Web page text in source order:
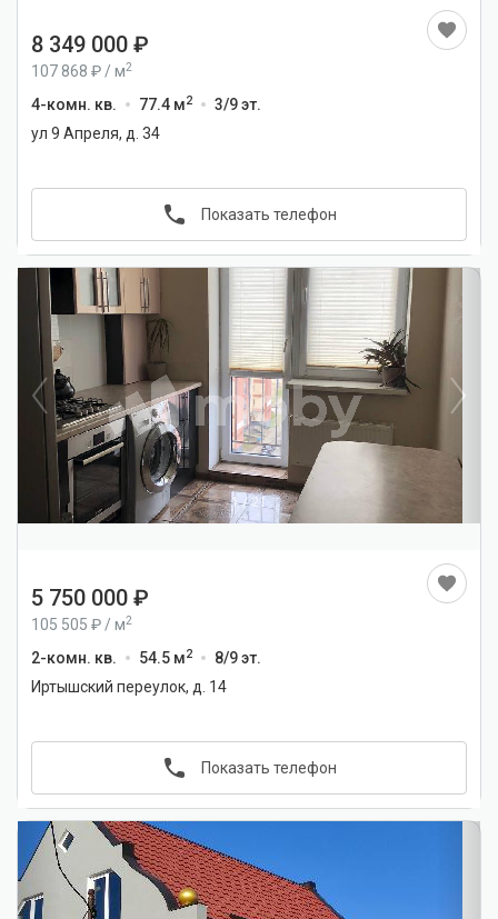
8 349 000
107 868 / м2
4-комн. кв. 77.4 м2
3/9 эт.
ул 9 Апреля, д. 34
Показать телефон
1/21
5 750 000
105 505 / м2
2-комн. кв. 54.5 м2
8/9 эт.
Иртышский переулок, д. 14
Показать телефон